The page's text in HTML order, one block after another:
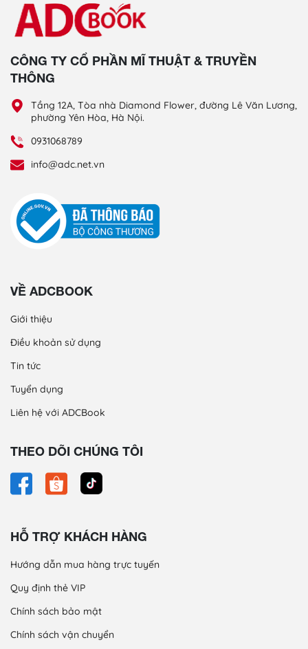
CÔNG TY CỔ PHẦN MĨ THUẬT & TRUYỀN
THÔNG
Tầng 12A, Tòa nhà Diamond Flower, đường Lê Văn Lương,
phường Yên Hòa, Hà Nội.
0931068789
info@adc.net.vn
VỀ ADCBOOK
Giới thiệu
Điều khoản sử dụng
Tin tức
Tuyển dụng
Liên hệ với ADCBook
THEO DÕI CHÚNG TÔI
HỖ TRỢ KHÁCH HÀNG
Hướng dẫn mua hàng trực tuyến
Quy định thẻ VIP
Chính sách bảo mật
Chính sách vận chuyển